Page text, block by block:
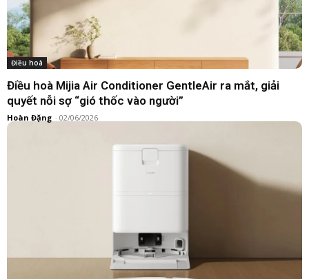
Điều hoà
Điều hoà Mijia Air Conditioner GentleAir ra mắt, giải
quyết nỗi sợ “gió thốc vào người”
Hoàn Đặng - 02/06/2026